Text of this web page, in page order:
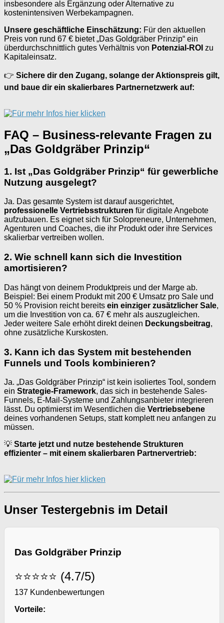
insbesondere als Ergänzung oder Alternative zu
kostenintensiven Werbekampagnen.
Unsere geschäftliche Einschätzung: Für den aktuellen
Preis von rund 67 € bietet „Das Goldgräber Prinzip“ ein
überdurchschnittlich gutes Verhältnis von Potenzial-ROI zu
Kapitaleinsatz.
👉 Sichere dir den Zugang, solange der Aktionspreis gilt,
und baue dir ein skalierbares Partnernetzwerk auf:
FAQ – Business-relevante Fragen zu
„Das Goldgräber Prinzip“
1. Ist „Das Goldgräber Prinzip“ für gewerbliche
Nutzung ausgelegt?
Ja. Das gesamte System ist darauf ausgerichtet,
professionelle Vertriebsstrukturen für digitale Angebote
aufzubauen. Es eignet sich für Solopreneure, Unternehmen,
Agenturen und Coaches, die ihr Produkt oder ihre Services
skalierbar vertreiben wollen.
2. Wie schnell kann sich die Investition
amortisieren?
Das hängt von deinem Produktpreis und der Marge ab.
Beispiel: Bei einem Produkt mit 200 € Umsatz pro Sale und
50 % Provision reicht bereits ein einziger zusätzlicher Sale,
um die Investition von ca. 67 € mehr als auszugleichen.
Jeder weitere Sale erhöht direkt deinen Deckungsbeitrag,
ohne zusätzliche Kurskosten.
3. Kann ich das System mit bestehenden
Funnels und Tools kombinieren?
Ja. „Das Goldgräber Prinzip“ ist kein isoliertes Tool, sondern
ein Strategie-Framework, das sich in bestehende Sales-
Funnels, E-Mail-Systeme und Zahlungsanbieter integrieren
lässt. Du optimierst im Wesentlichen die Vertriebsebene
deines vorhandenen Setups, statt komplett neu anfangen zu
müssen.
💡 Starte jetzt und nutze bestehende Strukturen
effizienter – mit einem skalierbaren Partnervertrieb:
Unser Testergebnis im Detail
Das Goldgräber Prinzip
⭐⭐⭐⭐⭐ (4.7/5)
137 Kundenbewertungen
Vorteile: